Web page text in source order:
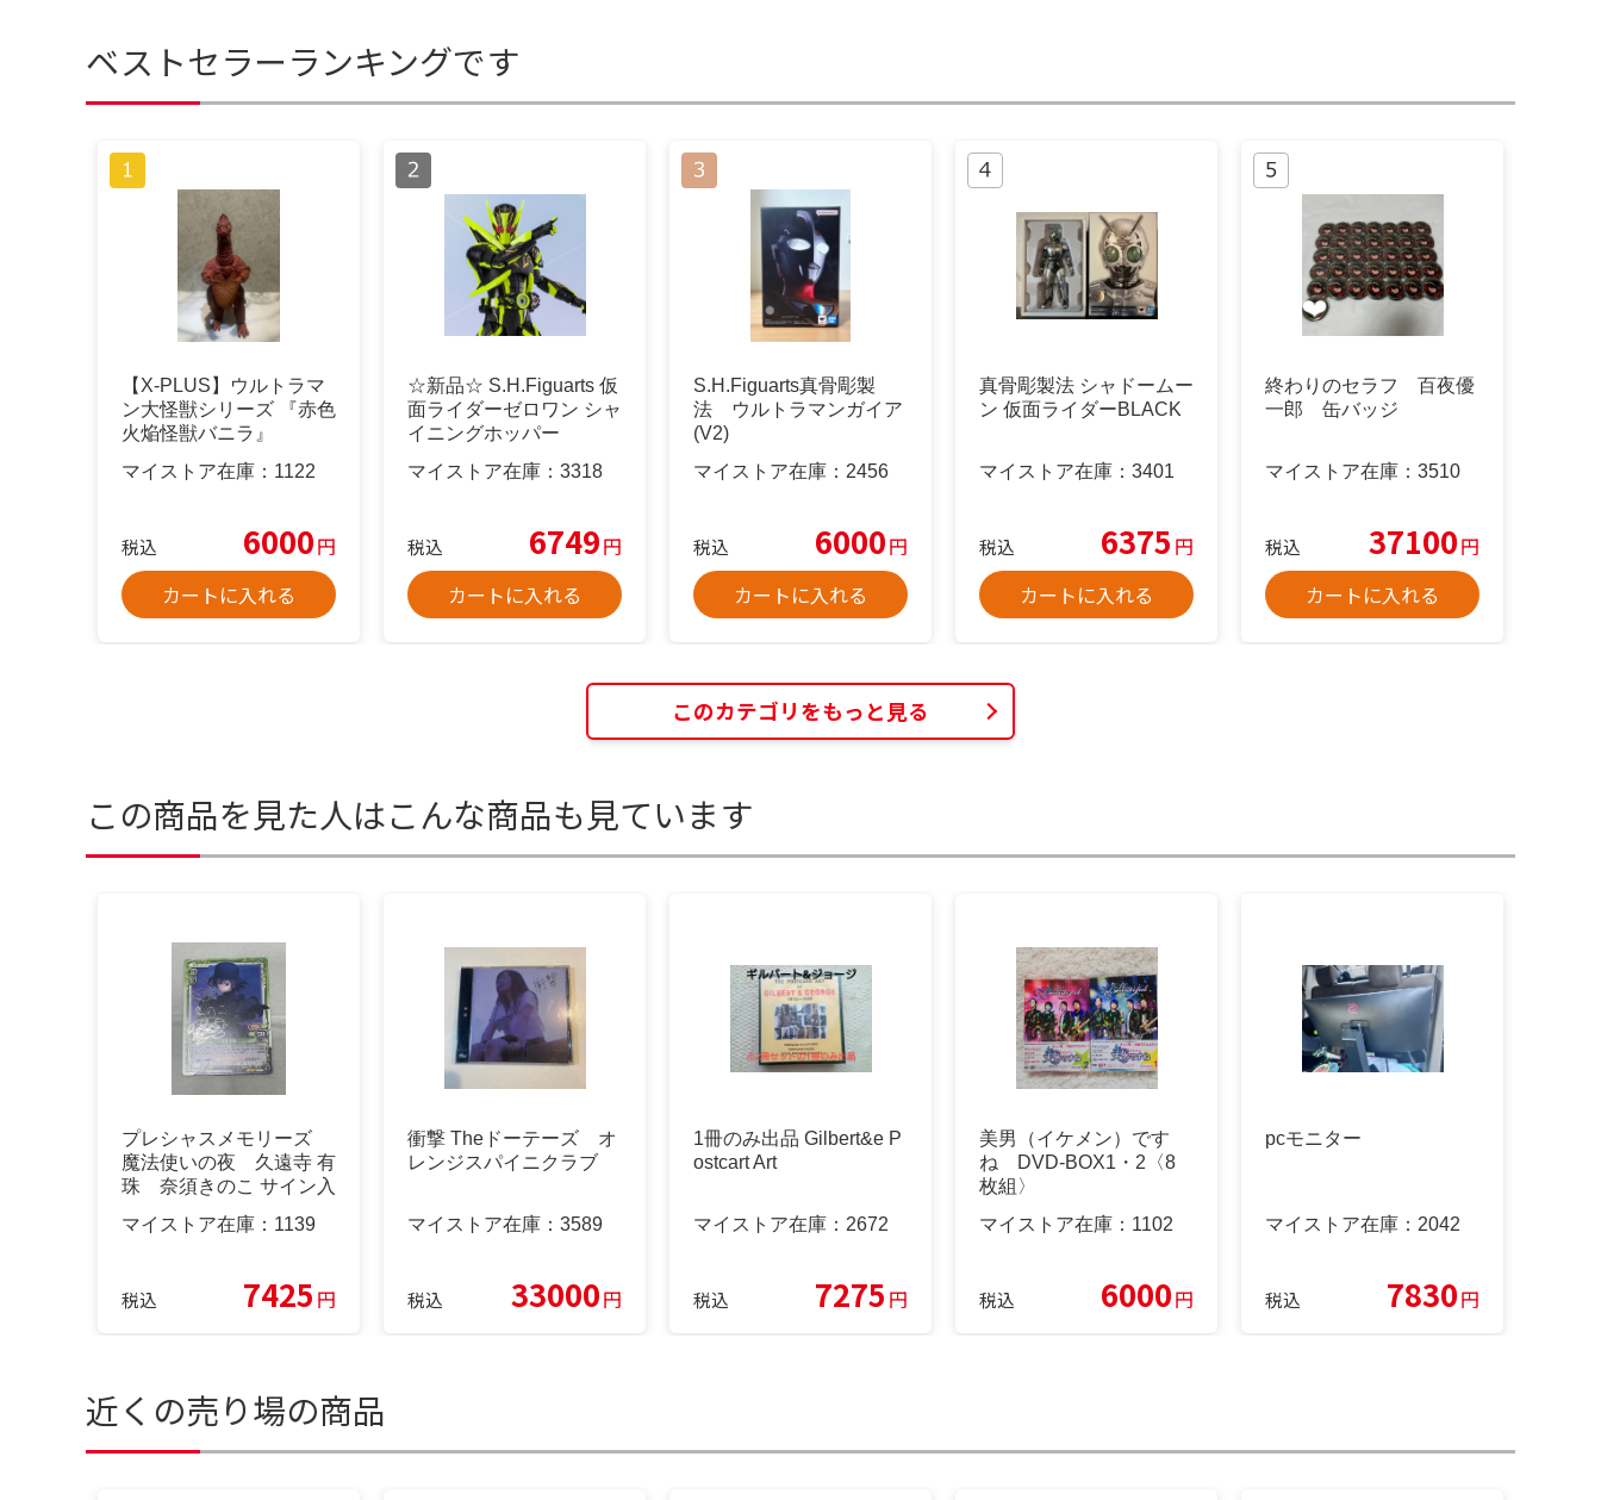
ベストセラーランキングです
【X-PLUS】ウルトラマ
ン大怪獣シリーズ 『赤色
火焔怪獣バニラ』
マイストア在庫： 1122
税込 6000円
カートに入れる
☆新品☆ S.H.Figuarts 仮
面ライダーゼロワン シャ
イニングホッパー
マイストア在庫： 3318
税込 6749円
カートに入れる
S.H.Figuarts真骨彫製
法 ウルトラマンガイア
(V2)
マイストア在庫： 2456
税込 6000円
カートに入れる
真骨彫製法 シャドームー
ン 仮面ライダーBLACK
マイストア在庫： 3401
税込 6375 円
カートに入れる
終わりのセラフ 百夜優
一郎 缶バッジ
マイストア在庫： 3510
税込 37100円
カートに入れる
このカテゴリをもっと見る
この商品を見た人はこんな商品も見ています
プレシャスメモリーズ
魔法使いの夜 久遠寺 有
珠 奈須きのこ サイン入
マイストア在庫： 1139
税込 7425 円
衝撃 Theドーテーズ オ
レンジスパイニクラブ
マイストア在庫： 3589
税込 33000円
1冊のみ出品 Gilbert&e P
ostcart Art
マイストア在庫： 2672
税込 7275 円
美男（イケメン）です
ね DVD-BOX1・2〈8
枚組〉
マイストア在庫： 1102
税込 6000円
pcモニター
マイストア在庫： 2042
税込 7830円
近くの売り場の商品